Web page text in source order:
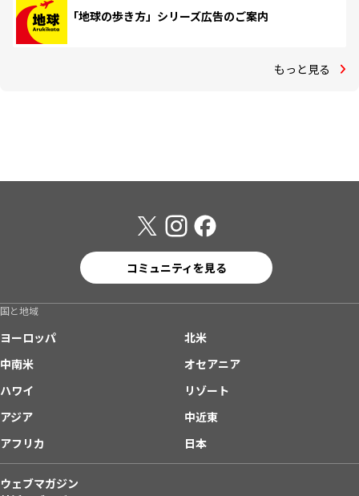
「地球の歩き方」シリーズ広告のご案内
もっと見る
コミュニティを見る
国と地域
ヨーロッパ
北米
中南米
オセアニア
ハワイ
リゾート
アジア
中近東
アフリカ
日本
ウェブマガジン